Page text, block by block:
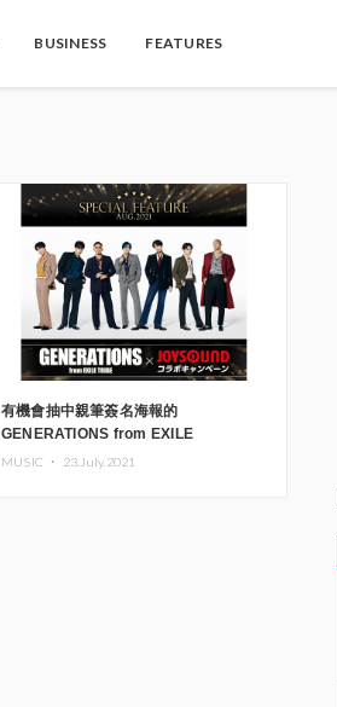
BUSINESS FEATURES
有機會抽中親筆簽名海報的
GENERATIONS from EXILE
TRIBE×JOYSOUND 合作活動舉辦
MUSIC ・ 23.July.2021